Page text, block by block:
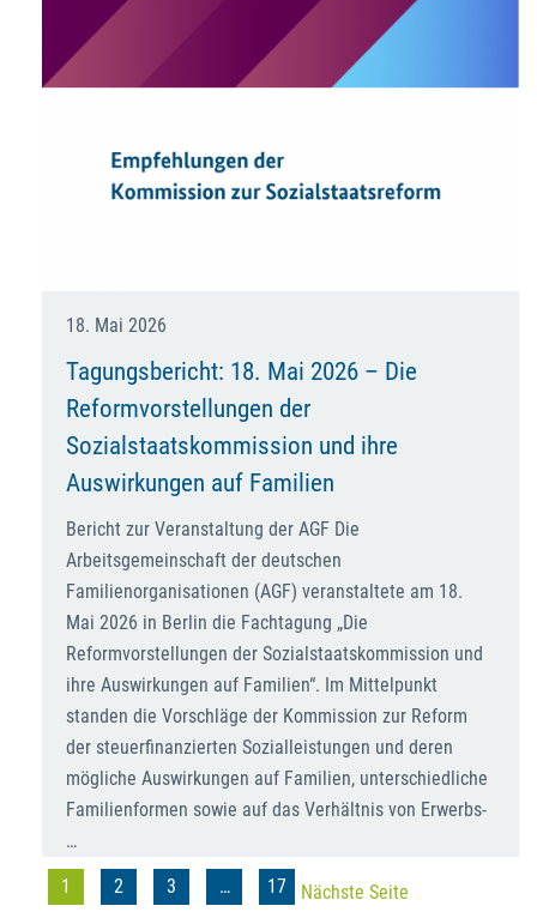
18. Mai 2026
Tagungsbericht: 18. Mai 2026 – Die
Reformvorstellungen der
Sozialstaatskommission und ihre
Auswirkungen auf Familien
Bericht zur Veranstaltung der AGF Die
Arbeitsgemeinschaft der deutschen
Familienorganisationen (AGF) veranstaltete am 18.
Mai 2026 in Berlin die Fachtagung „Die
Reformvorstellungen der Sozialstaatskommission und
ihre Auswirkungen auf Familien“. Im Mittelpunkt
standen die Vorschläge der Kommission zur Reform
der steuerfinanzierten Sozialleistungen und deren
mögliche Auswirkungen auf Familien, unterschiedliche
Familienformen sowie auf das Verhältnis von Erwerbs-
…
1
2 3 … 17 Nächste Seite